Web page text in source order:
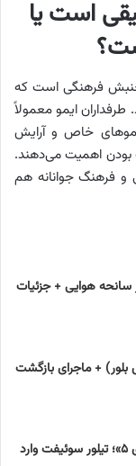
است یا
فرهنگی است که
ایمو معمولاً
خاص و آرایش
بودن اهمیت می‌دهند.
و فرهنگ جوانانه هم
بلور) + ماجرای بازگشت
برگ برنده «داستان اسباب‌بازی ۵»؛ تیلور سوئیفت وارد